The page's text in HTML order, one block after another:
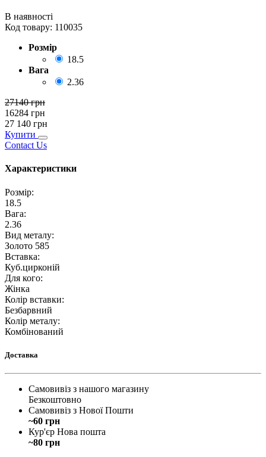
В наявності
Код товару: 110035
Розмір
18.5
Вага
2.36
27140грн
16284 грн
27 140 грн
Купити
Contact Us
Характеристики
Розмір:
18.5
Вага:
2.36
Вид металу:
Золото 585
Вставка:
Куб.цирконій
Для кого:
Жінка
Колір вставки:
Безбарвний
Колір металу:
Комбінований
Доставка
Самовивіз з нашого магазину
Безкоштовно
Самовивіз з Нової Пошти
~60 грн
Кур'єр Нова пошта
~80 грн